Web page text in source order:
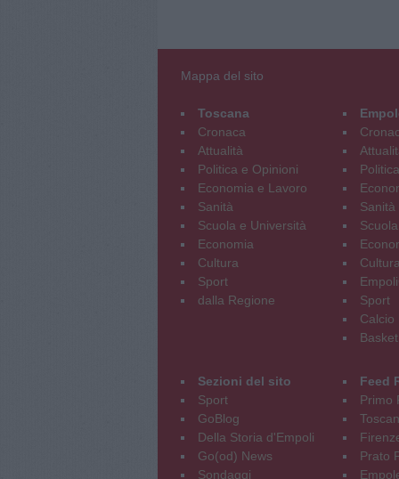
Mappa del sito
Toscana
Cronaca
Attualità
Politica e Opinioni
Economia e Lavoro
Sanità
Scuola e Università
Economia
Cultura
Sport
dalla Regione
Sanità
Cultura
Sport
Calcio
Basket
Sezioni del sito
Sport
GoBlog
Della Storia d'Empoli
Go(od) News
Sondaggi
Feed
Primo
Prato